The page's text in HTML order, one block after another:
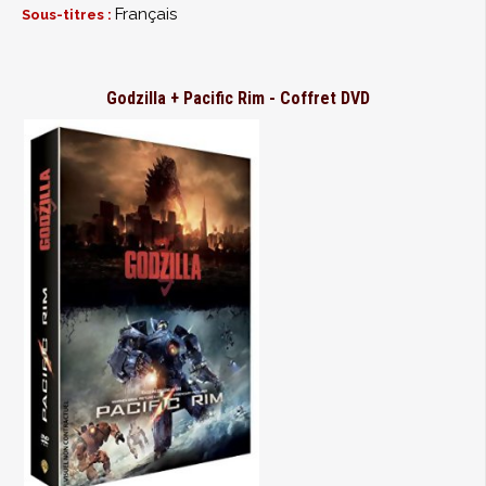
Sous-titres : Français
Godzilla + Pacific Rim - Coffret DVD